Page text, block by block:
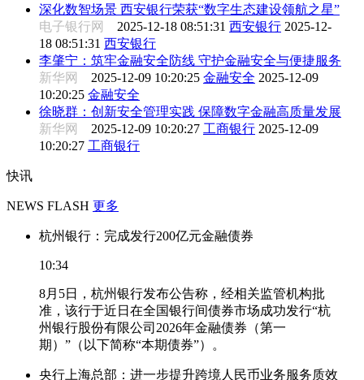
深化数智场景 西安银行荣获“数字生态建设领航之星”
电子银行网 2025-12-18 08:51:31 西安银行 2025-12-
18 08:51:31 西安银行
李肇宁：筑牢金融安全防线 守护金融安全与便捷服务
新华网 2025-12-09 10:20:25 金融安全 2025-12-09
10:20:25 金融安全
徐晓群：创新安全管理实践 保障数字金融高质量发展
新华网 2025-12-09 10:20:27 工商银行 2025-12-09
10:20:27 工商银行
快讯
NEWS FLASH 更多
杭州银行：完成发行200亿元金融债券
10:34
8月5日，杭州银行发布公告称，经相关监管机构批
准，该行于近日在全国银行间债券市场成功发行“杭
州银行股份有限公司2026年金融债券（第一
期）”（以下简称“本期债券”）。
央行上海总部：进一步提升跨境人民币业务服务质效